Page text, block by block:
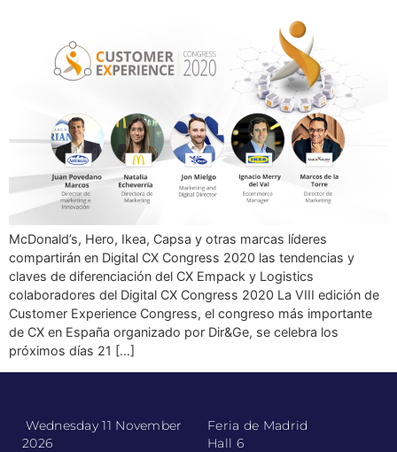
McDonald’s, Hero, Ikea, Capsa y otras marcas líderes
compartirán en Digital CX Congress 2020 las tendencias y
claves de diferenciación del CX Empack y Logistics
colaboradores del Digital CX Congress 2020 La VIII edición de
Customer Experience Congress, el congreso más importante
de CX en España organizado por Dir&Ge, se celebra los
próximos días 21 […]
Wednesday 11 November
2026
Feria de Madrid
Hall 6